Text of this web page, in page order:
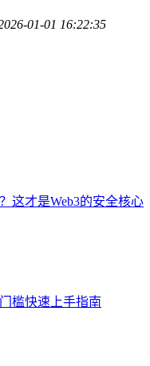
01-01 16:22:35
这才是Web3的安全核心
槛快速上手指南